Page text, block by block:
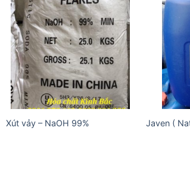
Add to
wishlist
Xút vảy – NaOH 99% Javen (